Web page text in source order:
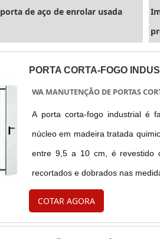
de aço de enrolar usada
PORTA CORTA-FOGO
WA MANUTENÇÃO DE PORTAS
A porta corta-fogo industrial é
núcleo em madeira tratada
entre 9,5 a 10 cm, é revestido
recortados e dobrados nas
com os seguintes acessórios:
superior (com ....
COTAR AGORA